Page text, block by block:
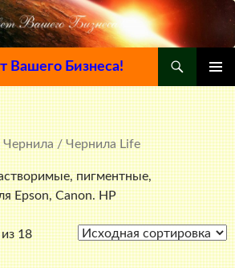
Вашего Бизнеса!
МЕНЮ
Чернила/ Чернила Life
пигментные,
Epson, Canon. HP
18